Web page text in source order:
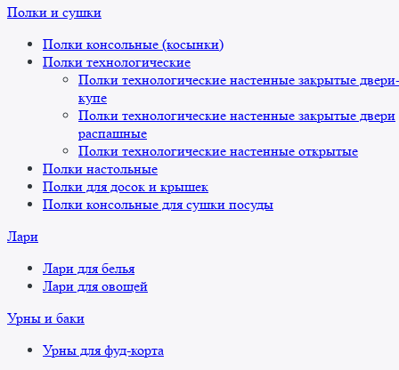
Полки и сушки
Полки консольные (косынки)
Полки технологические
Полки технологические настенные закрытые двери-
купе
Полки технологические настенные закрытые двери
распашные
Полки технологические настенные открытые
Полки настольные
Полки для досок и крышек
Полки консольные для сушки посуды
Лари
Лари для белья
Лари для овощей
Урны и баки
Урны для фуд-корта